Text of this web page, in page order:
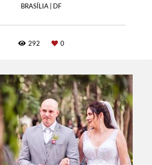
BRASÍLIA | DF
292 0